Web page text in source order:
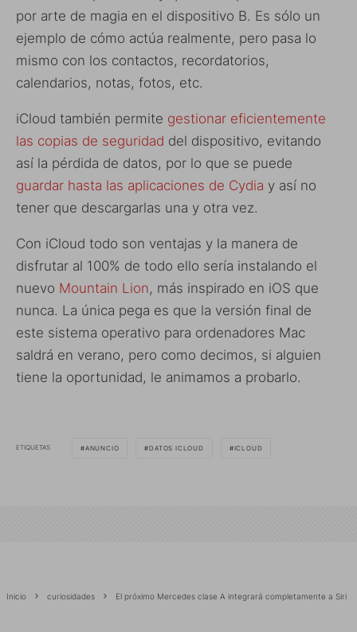
por arte de magia en el dispositivo B. Es sólo un
ejemplo de cómo actúa realmente, pero pasa lo
mismo con los contactos, recordatorios,
calendarios, notas, fotos, etc.
iCloud también permite gestionar eficientemente
las copias de seguridad del dispositivo, evitando
así la pérdida de datos, por lo que se puede
guardar hasta las aplicaciones de Cydia y así no
tener que descargarlas una y otra vez.
Con iCloud todo son ventajas y la manera de
disfrutar al 100% de todo ello sería instalando el
nuevo Mountain Lion, más inspirado en iOS que
nunca. La única pega es que la versión final de
este sistema operativo para ordenadores Mac
saldrá en verano, pero como decimos, si alguien
tiene la oportunidad, le animamos a probarlo.
ETIQUETAS ANUNCIO DATOS ICLOUD ICLOUD
Inicio curiosidades El próximo Mercedes clase A integrará completamente a Siri